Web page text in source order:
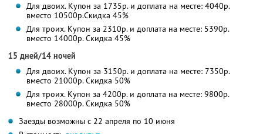
Для двоих. Купон за 1735р. и доплата на месте: 4040р.
вместо 10500р.Скидка 45%
Для троих. Купон за 2310р. и доплата на месте: 5390р.
вместо 14000р.Скидка 45%
15 дней/14 ночей
Для двоих. Купон за 3150р. и доплата на месте: 7350р.
вместо 21000р.Скидка 50%
Для троих. Купон за 4200р. и доплата на месте: 9800р.
вместо 28000р.Скидка 50%
Заезды возможны с 22 апреля по 10 июня